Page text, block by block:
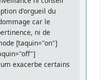
d'orgueil du
car le
ni de
[taquin="on"]
exacerbe certains